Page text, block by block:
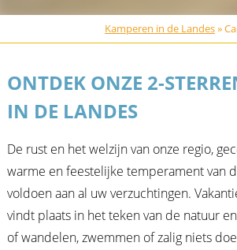
Kamperen in de Landes»
ONTDEK ONZE 2-
IN DE LANDES
De rust en het welzijn van onze regio,
warme en feestelijke temperament van
voldoen aan al uw verzuchtingen.
vindt plaats in het teken van de natuur
of wandelen, zwemmen of zalig niets